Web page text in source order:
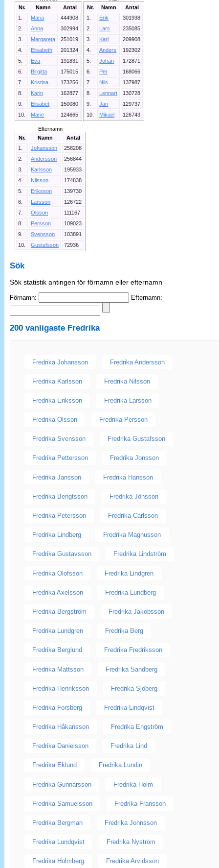
Nr.
Namn
Antal
1.
Maria
444908
2.
Anna
302994
3.
Margareta
251019
4.
Elisabeth
201324
5.
Eva
191831
6.
Birgitta
175015
7.
Kristina
173256
8.
Karin
162877
9.
Elisabet
150080
10.
Marie 124665
Nr.
Namn
Antal
1.
Erik
301938
2.
Lars
235085
3.
Karl
209908
4.
Anders
192302
5.
Johan
172871
6.
Per
168066
7.
Nils
137987
8.
Lennart
130728
9.
Jan
129737
10.
Mikael 126743
Efternamn
Nr.
Namn
Antal
1.
Johansson
258208
2.
Andersson
256844
3.
Karlsson
195933
4.
Nilsson
174838
5.
Eriksson
139730
6.
Larsson
126722
7.
Olsson
111167
8.
Persson
109023
9.
Svensson
103891
10.
Gustafsson 72936
Sök
Sök statistik antingen för förnamn eller efternamn
Förnamn: Efternamn:
200 vanligaste Fredrika
Fredrika Johansson Fredrika Andersson
Fredrika Karlsson Fredrika Nilsson
Fredrika Eriksson Fredrika Larsson
Fredrika Olsson Fredrika Persson
Fredrika Svensson Fredrika Gustafsson
Fredrika Pettersson Fredrika Jonsson
Fredrika Jansson Fredrika Hansson
Fredrika Bengtsson Fredrika Jönsson
Fredrika Petersson Fredrika Carlsson
Fredrika Lindberg Fredrika Magnusson
Fredrika Gustavsson Fredrika Lindström
Fredrika Olofsson Fredrika Lindgren
Fredrika Axelsson Fredrika Lundberg
Fredrika Bergström Fredrika Jakobsson
Fredrika Lundgren Fredrika Berg
Fredrika Berglund Fredrika Fredriksson
Fredrika Mattsson Fredrika Sandberg
Fredrika Henriksson Fredrika Sjöberg
Fredrika Forsberg Fredrika Lindqvist
Fredrika Håkansson Fredrika Engström
Fredrika Danielsson Fredrika Lind
Fredrika Eklund Fredrika Lundin
Fredrika Gunnarsson Fredrika Holm
Fredrika Samuelsson Fredrika Fransson
Fredrika Bergman Fredrika Johnsson
Fredrika Lundqvist Fredrika Nyström
Fredrika Holmberg Fredrika Arvidsson